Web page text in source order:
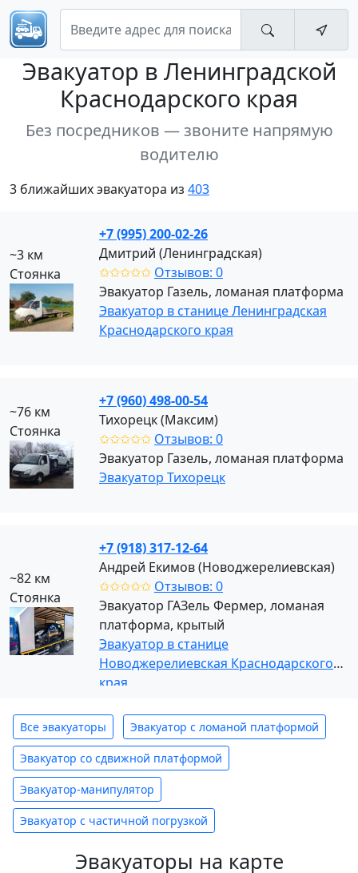
Эвакуатор в Ленинградской
Краснодарского края
Без посредников — звоните напрямую
водителю
3 ближайших эвакуатора из 403
~3 км
Стоянка
+7 (995) 200-02-26
Дмитрий (Ленинградская)
✩✩✩✩✩ Отзывов: 0
Эвакуатор Газель, ломаная платформа
Эвакуатор в станице Ленинградская
Краснодарского края
~76 км
Стоянка
+7 (960) 498-00-54
Тихорецк (Максим)
✩✩✩✩✩ Отзывов: 0
Эвакуатор Газель, ломаная платформа
Эвакуатор Тихорецк
~82 км
Стоянка
+7 (918) 317-12-64
Андрей Екимов (Новоджерелиевская)
✩✩✩✩✩ Отзывов: 0
Эвакуатор ГАЗель Фермер, ломаная
платформа, крытый
Эвакуатор в станице
Новоджерелиевская Краснодарского
края
Все эвакуаторы Эвакуатор с ломаной платформой
Эвакуатор со сдвижной платформой
Эвакуатор-манипулятор
Эвакуатор с частичной погрузкой
Эвакуаторы на карте